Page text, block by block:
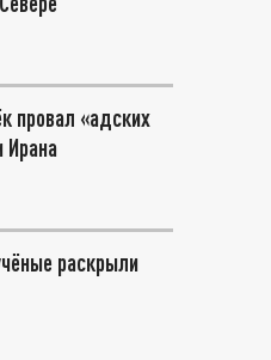
провал «адских
Ирана
раскрыли